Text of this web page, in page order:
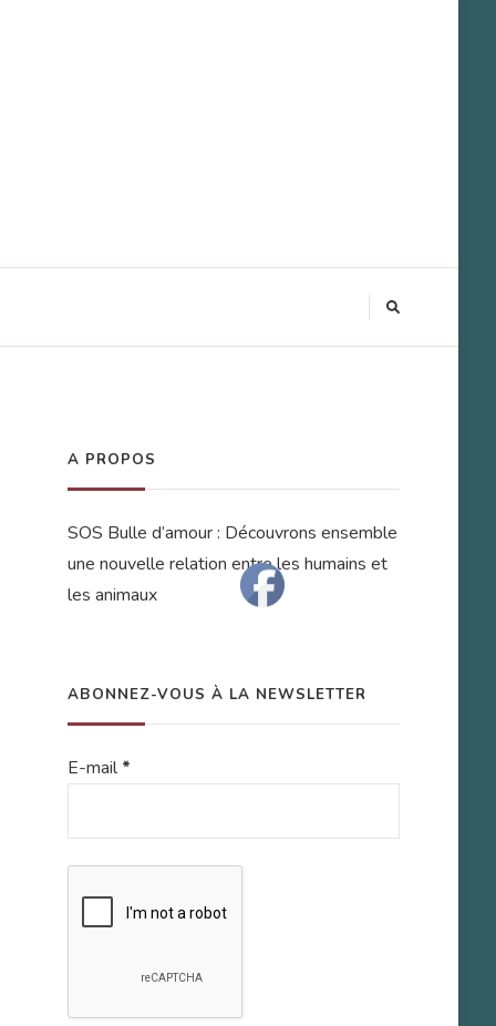
A PROPOS
SOS Bulle d’amour : Découvrons ensemble
une nouvelle relation entre les humains et
les animaux
ABONNEZ-VOUS À LA NEWSLETTER
E-mail*